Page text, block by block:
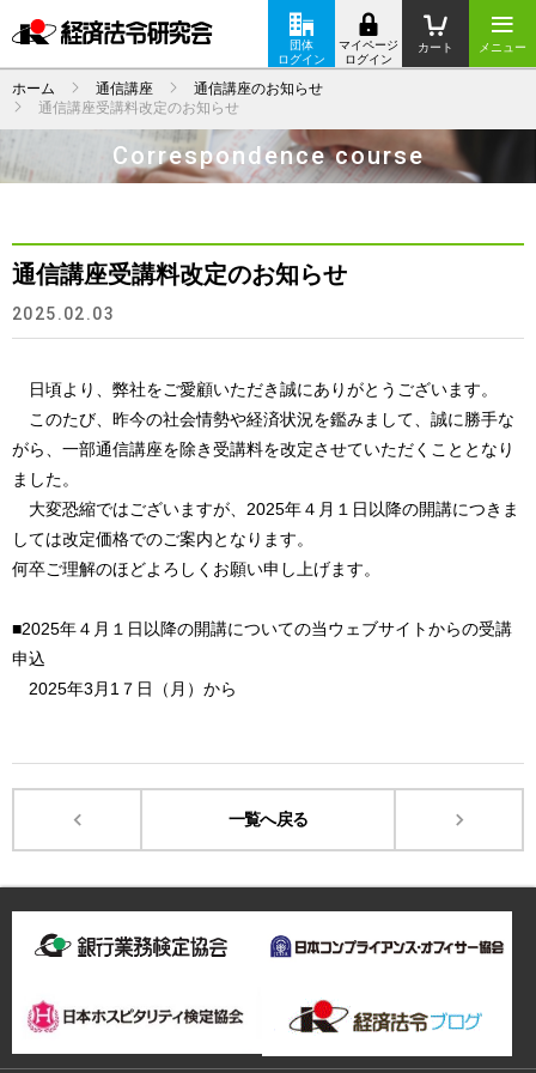
メニュー
カート
マイページ
ログイン
団体
ログイン
ホーム 通信講座
通信講座のお知らせ
通信講座受講料改定のお知らせ
Correspondence course
通信講座受講料改定のお知らせ
2025.02.03
日頃より、弊社をご愛顧いただき誠にありがとうございます。
このたび、昨今の社会情勢や経済状況を鑑みまして、誠に勝手な
がら、一部通信講座を除き受講料を改定させていただくこととなり
ました。
大変恐縮ではございますが、2025年４月１日以降の開講につきま
しては改定価格でのご案内となります。
何卒ご理解のほどよろしくお願い申し上げます。
■2025年４月１日以降の開講についての当ウェブサイトからの受講
申込
2025年3月1７日（月）から
一覧へ戻る